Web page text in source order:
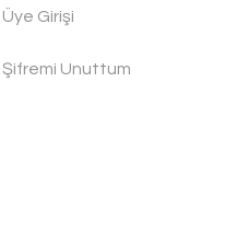
Üye Girişi
Şifremi Unuttum